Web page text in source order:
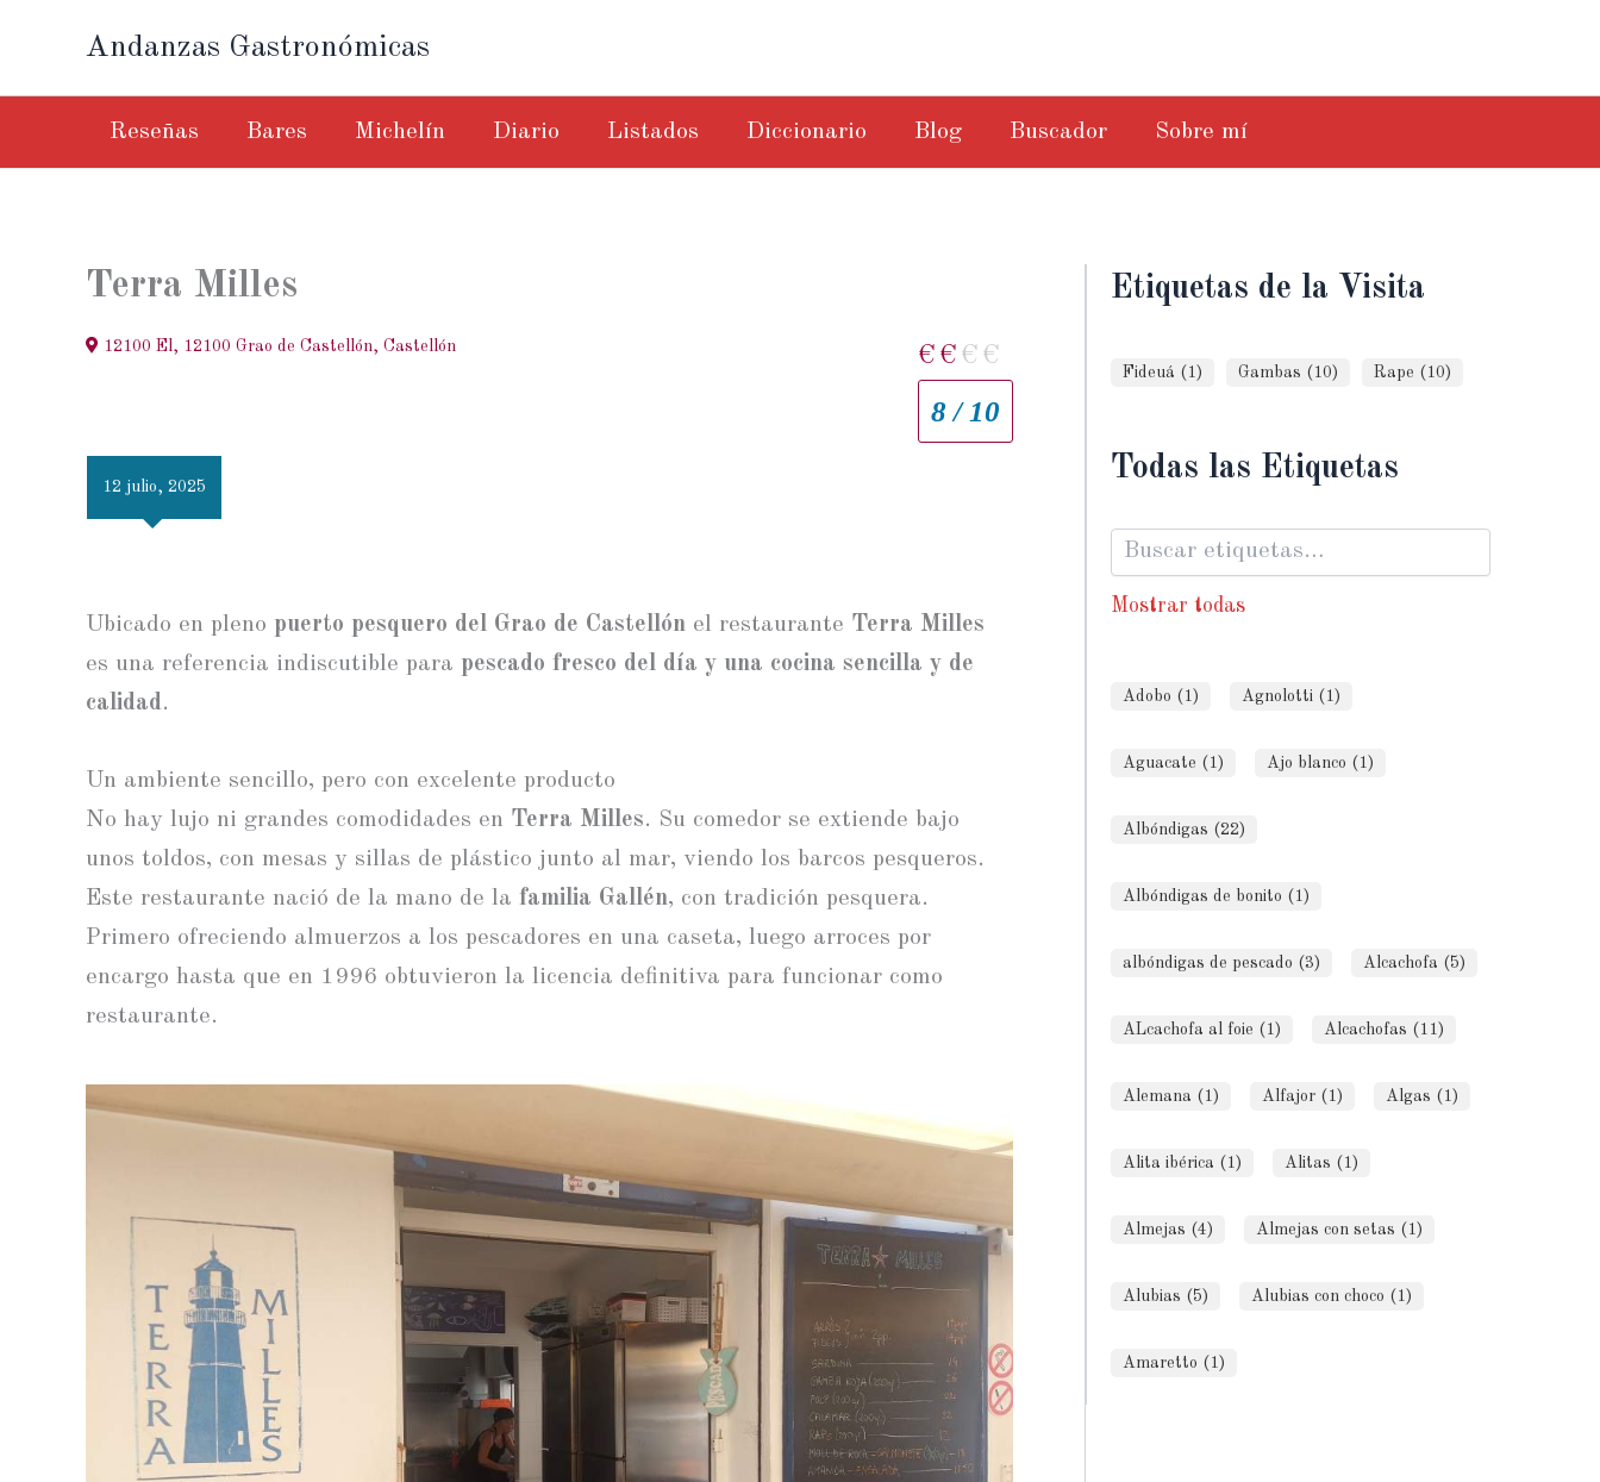
contenido
Andanzas Gastronómicas
Reseñas Bares Michelín Diario Listados Diccionario Blog Buscador Sobre mí
Terra Milles
12100 El, 12100 Grao de Castellón, Castellón € € € €
8 / 10
12 julio, 2025
Ubicado en pleno puerto pesquero del Grao de Castellón el restaurante Terra Milles
es una referencia indiscutible para pescado fresco del día y una cocina sencilla y de
calidad.
Un ambiente sencillo, pero con excelente producto
No hay lujo ni grandes comodidades en Terra Milles. Su comedor se extiende bajo
unos toldos, con mesas y sillas de plástico junto al mar, viendo los barcos pesqueros.
Este restaurante nació de la mano de la familia Gallén, con tradición pesquera.
Primero ofreciendo almuerzos a los pescadores en una caseta, luego arroces por
encargo hasta que en 1996 obtuvieron la licencia definitiva para funcionar como
restaurante.
Etiquetas de la Visita
Fideuá (1) Gambas (10) Rape (10)
Todas las Etiquetas
Mostrar todas
Adobo (1) Agnolotti (1)
Aguacate (1) Ajo blanco (1)
Albóndigas (22)
Albóndigas de bonito (1)
albóndigas de pescado (3) Alcachofa (5)
ALcachofa al foie (1) Alcachofas (11)
Alemana (1) Alfajor (1) Algas (1)
Alita ibérica (1) Alitas (1)
Almejas (4) Almejas con setas (1)
Alubias (5) Alubias con choco (1)
Amaretto (1)